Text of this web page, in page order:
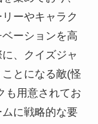
ーやキャラク
ーションを高
、クイズジャ
とになる敵(怪
も用意されてお
に戦略的な要